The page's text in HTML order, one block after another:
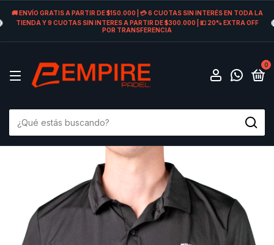
🚚 ENVÍO GRATIS A PARTIR DE $150.000 | 💳 6 CUOTAS SIN INTERÉS EN TODA LA
TIENDA Y 9 CUOTAS SIN INTERES A PARTIR DE $300.000 | 💵 20% EXTRA OFF
POR TRANSFERENCIA
0